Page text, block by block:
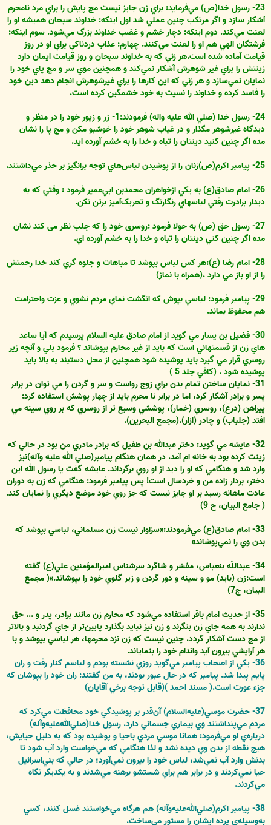
23- رسول خدا(ص) مي‌فرمايد: براي زن جايز نيست مچ پايش را براي مرد نامحرم
آشکار سازد و اگر مرتکب چنين عملي شد اول اينکه: خداوند سبحان هميشه او را
لعنت مي‌کند. دوم اينکه: دچار خشم و غضب خداوند بزرگ مي‌شود. سوم اينکه:
فرشتگان الهي هم او را لعنت مي‌کنند. چهارم: عذاب دردناکي براي او در روز
قيامت آماده شده است.هر زني که به خداوند سبحان و روز قيامت ايمان دارد
زينتش را براي غير شوهرش آشکار نمي‌کند و همچنين موي سر و مچ پاي خود را
نمايان نمي‌سازد و هر زني که اين کارها را براي غيرشوهرش انجام دهد دين خود
را فاسد کرده و خداوند را نسيت به خود خشمگين کرده است.
24- رسول خدا (صلي الله عليه واله) فرمودند:1- زر و زيور خود را در منظر و
ديدگاه غيرشوهر مگذار و در غياب شوهر خود را خوشبو مکن و مچ پا را نشان
مده اگر چنين کنيد دينتان را تباه و خدا را به خشم آورده ايد.
25- پيامبر اکرم(ص)زنان را از پوشيدن لباس‌هاي توجه برانگيز بر حذر مي‌داشتند.
26- امام صادق(ع) به يکي ازخواهران محمدبن ابي‌عمير فرمود : وقتي که به
ديدار برادرت رفتي لباسهاي رنگارنگ و تحريک‌آميز برتن نکن.
27- رسول حق (ص) به حولا فرمود :روسرى خود را که جلب نظر مى کند نشان
مده اگر چنين کني دينتان را تباه و خدا را به خشم آورده اي.
28- امام رضا (ع):هر کس لباس بپوشد تا مباهات و جلوه گري کند خدا رحمتش
را از او باز مي دارد .(همراه با نماز)
29- پيامبر فرمود: لباسي بپوش که انگشت نماي مردم نشوي و عزت واحترامت
هم محفوظ بماند.
30- فضيل بن يسار مي گويد از امام صادق عليه السلام پرسيدم که آيا ساعد
هاي زن از قسمتهائي است که بايد از غير محارم بپوشاند ؟ فرمود بلي و آنچه زير
روسري قرار مي گيرد بايد پوشيده شود همچنين از محل دستبند به بالا بايد
پوشيده شود . (کافي جلد 5 )
31- نمايان ساختن تمام بدن براي زوج رواست و سر و گردن را مي توان در برابر
پسر و برادر آشکار کرد، اما در برابر نا محرم بايد از چهار پوشش استفاده کرد:
پيراهن (درع)، روسري (خمار)، پوششي وسيع تر از روسري که بر روي سينه مي
افتد (جلباب) و چادر (ازار).(مجمع البحرين).
32- عايشه مي گويد: دختر عبدالله بن طفيل که برادر مادري من بود در حالي که
زينت کرده بود به خانه ام آمد. در همان هنگام پيامبر(صلي الله عليه وآله)نيز
وارد شد و هنگامي که او را ديد از او روي برگرداند. عايشه گفت يا رسول الله اين
دختر، بردار زاده من و خردسال است! پس پيامبر فرمود: هنگامي که زن به دوران
عادت ماهانه رسيد بر او جايز نيست که جز روي خود موضع ديگري را نمايان کند.
( جامع البيان، ج 9)
33- امام صادق(ع) مي‌فرمودند:«سزاوار نيست زن مسلماني، لباسي بپوشد که
بدن وي را نمي‌پوشاند»
34- عبداللّه‏ بن‏عباس، مفسّر و شاگرد سرشناس اميرالمؤمنين علي(ع) گفته
است:زن (بايد) مو و سينه و دور گردن و زير گلوي خود را بپوشاند.»( مجمع
البيان، ج7)
35- از حديث امام باقر استفاده مي‌شود که محارم زن مانند برادر، پدر و ... حق
ندارند به همه جاي زن بنگرند و زن نيز نبايد بگذارد پايين‌تر از جاي گردنبد و بالاتر
از مچ دست آشکار گردد. چنين نيست که زن نزد محرمها، هر لباسي بپوشد و با
هر آرايشي بيرون آيد واندام خود را بنماياند.
36- يکي از اصحاب پيامبر مي‌گويد روزي نشسته بودم و لباسم کنار رفت و ران
پايم پيدا شد. پيامبر که در حال عبور بودند، به من گفتند: ران خود را بپوشان که
جزء عورت است.( مسند احمد )(قابل توجه برخي آقايان)
37- حضرت موسي(عليه‌السلام) آن‌قدر بر پوشيدگي خود محافظت مي‌کرد که
مردم مي‌پنداشتند وي بيماري جسماني دارد. رسول خدا(صلي‌الله‌عليه‌وآله)
درباره‌ي او مي‌فرمود: همانا موسي مردي باحيا و پوشيده بود که به دليل حيايش،
هيچ نقطه از بدن وي ديده نشد و لذا هنگامي که مي‌خواست وارد آب شود تا
بدنش وارد آب نمي‌شد، لباس خود را بيرون نمي‌آورد؛ در حالي که بني‌اسرائيل
حيا نمي‌کردند و در برابر هم براي شستشو برهنه مي‌شدند و به يکديگر نگاه
مي‌کردند.
38- پيامبر اکرم(صلي‌الله‌عليه‌وآله) هم هرگاه مي‌خواستند غسل کنند، کسي
به‌وسيله‌ي پرده ايشان را مستور مي‌ساخت.